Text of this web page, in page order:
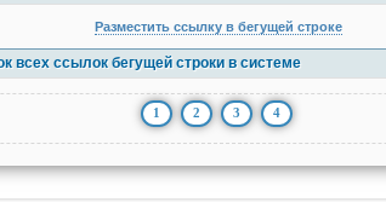
Разместить ссылку в бегущей строке
всех ссылок бегущей строки в системе
1 2 3 4